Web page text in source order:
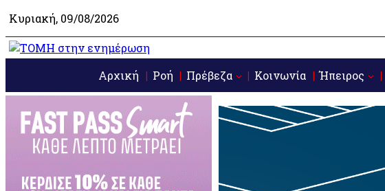
Κυριακή, 09/08/2026
Αρχική Ροή Πρέβεζα Κοινωνία Ήπειρος